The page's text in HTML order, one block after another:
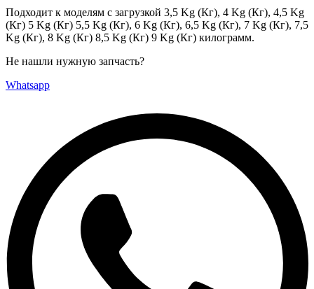
Подходит к моделям с загрузкой 3,5 Kg (Кг), 4 Kg (Кг), 4,5 Kg
(Кг) 5 Kg (Кг) 5,5 Kg (Кг), 6 Kg (Кг), 6,5 Kg (Кг), 7 Kg (Кг), 7,5
Kg (Кг), 8 Kg (Кг) 8,5 Kg (Кг) 9 Kg (Кг) килограмм.
Не нашли нужную запчасть?
Whatsapp